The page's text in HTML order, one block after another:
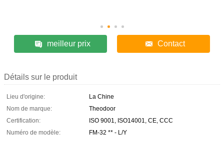
meilleur prix Contact
Détails sur le produit
Lieu d'origine:
La Chine
Nom de marque:
Theodoor
Certification:
ISO 9001, ISO14001, CE, CCC
Numéro de modèle:
FM-32 ** - L/Y